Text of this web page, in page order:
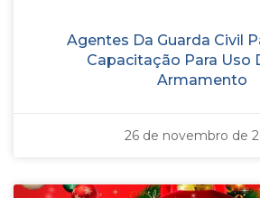
Agentes Da Guarda Civil
Capacitação Para Uso
Armamento
26 de novembro de